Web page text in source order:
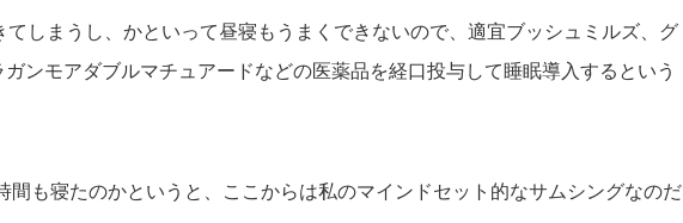
てしまうし、かといって昼寝もうまくできないので、適宜ブッシュミルズ、グ
ンモアダブルマチュアードなどの医薬品を経口投与して睡眠導入するという
間も寝たのかというと、ここからは私のマインドセット的なサムシングなのだ